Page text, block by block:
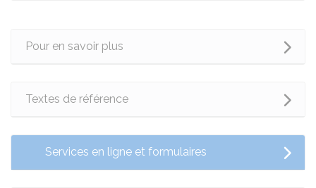
Pour en savoir plus
Textes de référence
Services en ligne et formulaires